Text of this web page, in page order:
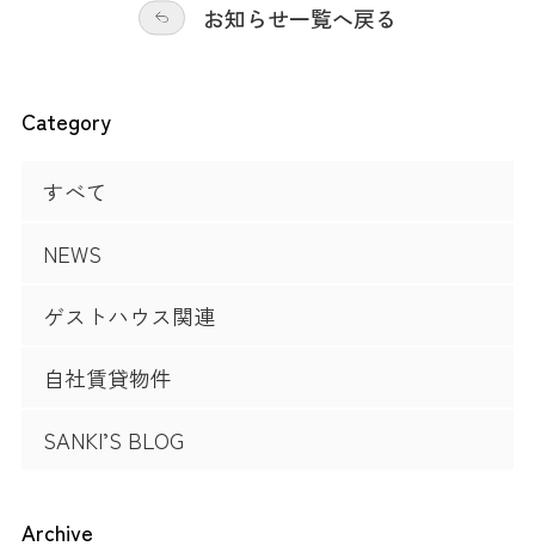
お知らせ一覧へ戻る
Category
すべて
NEWS
ゲストハウス関連
自社賃貸物件
SANKI’S BLOG
Archive